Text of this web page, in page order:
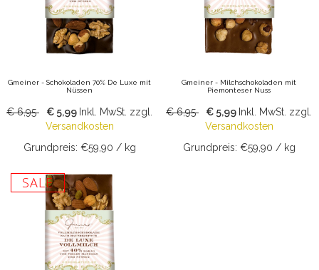
Gmeiner - Schokoladen 70% De Luxe mit
Nüssen
€ 6,95 € 5,99 Inkl. MwSt. zzgl.
Versandkosten
Grundpreis: €59,90 / kg
Gmeiner - Milchschokoladen mit
Piemonteser Nuss
€ 6,95 € 5,99 Inkl. MwSt. zzgl.
Versandkosten
Grundpreis: €59,90 / kg
SALE